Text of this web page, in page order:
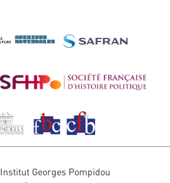
Institut Georges Pompidou